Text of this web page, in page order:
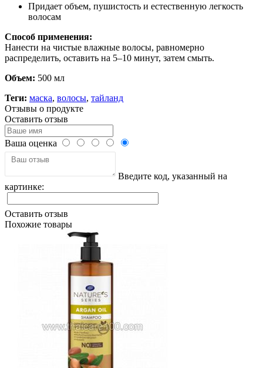
Придает объем, пушистость и естественную легкость
волосам
Способ применения:
Нанести на чистые влажные волосы, равномерно
распределить, оставить на 5–10 минут, затем смыть.
Объем: 500 мл
Теги: маска, волосы, тайланд
Отзывы о продукте
Оставить отзыв
Ваша оценка
Введите код, указанный на
картинке:
Оставить отзыв
Похожие товары